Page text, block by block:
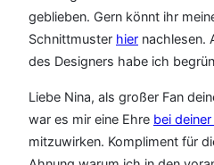
geblieben. Gern könnt ihr
Schnittmuster hier nachlesen.
des Designers habe ich
Liebe Nina, als großer Fan
war es mir eine Ehre bei
mitzuwirken. Kompliment für